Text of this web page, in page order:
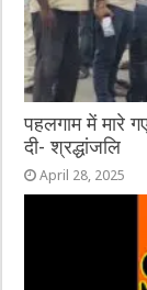
पहलगाम में मारे
दी- श्रद्धांजलि
April 28, 2025